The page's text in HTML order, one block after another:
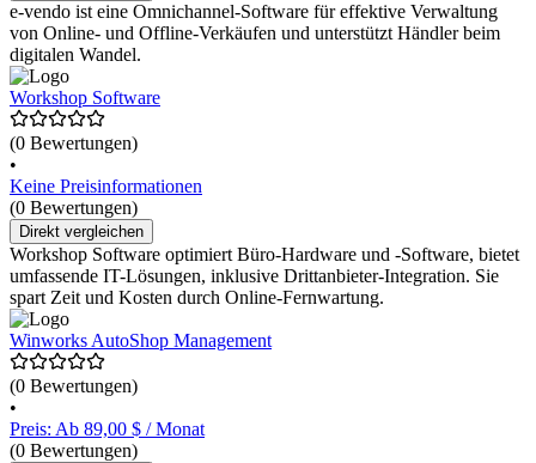
e-vendo ist eine Omnichannel-Software für effektive Verwaltung
von Online- und Offline-Verkäufen und unterstützt Händler beim
digitalen Wandel.
Workshop Software
(0 Bewertungen)
•
Keine Preisinformationen
(0 Bewertungen)
Direkt vergleichen
Workshop Software optimiert Büro-Hardware und -Software, bietet
umfassende IT-Lösungen, inklusive Drittanbieter-Integration. Sie
spart Zeit und Kosten durch Online-Fernwartung.
Winworks AutoShop Management
(0 Bewertungen)
•
Preis: Ab 89,00 $ / Monat
(0 Bewertungen)